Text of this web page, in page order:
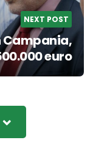
NEXT POST
Campania,
euro